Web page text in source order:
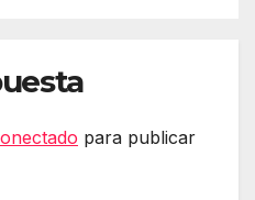
para publicar